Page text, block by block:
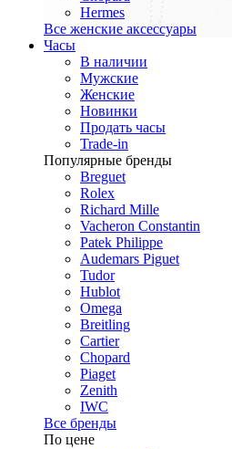
Hermes
Все женские аксессуары
Часы
В наличии
Мужские
Женские
Новинки
Продать часы
Trade-in
Популярные бренды
Breguet
Rolex
Richard Mille
Vacheron Constantin
Patek Philippe
Audemars Piguet
Tudor
Hublot
Omega
Breitling
Cartier
Chopard
Piaget
Zenith
IWC
Все бренды
По цене